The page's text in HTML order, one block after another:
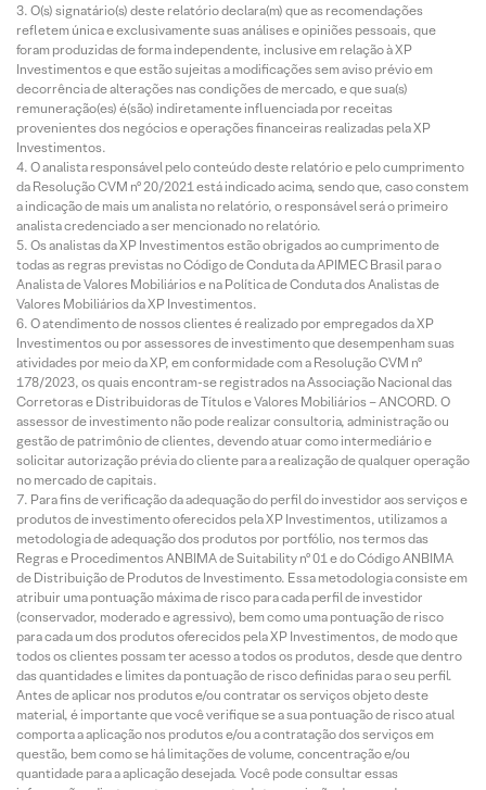
O(s) signatário(s) deste relatório declara(m) que as recomendações
refletem única e exclusivamente suas análises e opiniões pessoais, que
foram produzidas de forma independente, inclusive em relação à XP
Investimentos e que estão sujeitas a modificações sem aviso prévio em
decorrência de alterações nas condições de mercado, e que sua(s)
remuneração(es) é(são) indiretamente influenciada por receitas
provenientes dos negócios e operações financeiras realizadas pela XP
Investimentos.
O analista responsável pelo conteúdo deste relatório e pelo cumprimento
da Resolução CVM nº 20/2021 está indicado acima, sendo que, caso constem
a indicação de mais um analista no relatório, o responsável será o primeiro
analista credenciado a ser mencionado no relatório.
Os analistas da XP Investimentos estão obrigados ao cumprimento de
todas as regras previstas no Código de Conduta da APIMEC Brasil para o
Analista de Valores Mobiliários e na Política de Conduta dos Analistas de
Valores Mobiliários da XP Investimentos.
O atendimento de nossos clientes é realizado por empregados da XP
Investimentos ou por assessores de investimento que desempenham suas
atividades por meio da XP, em conformidade com a Resolução CVM nº
178/2023, os quais encontram-se registrados na Associação Nacional das
Corretoras e Distribuidoras de Títulos e Valores Mobiliários – ANCORD. O
assessor de investimento não pode realizar consultoria, administração ou
gestão de patrimônio de clientes, devendo atuar como intermediário e
solicitar autorização prévia do cliente para a realização de qualquer operação
no mercado de capitais.
Para fins de verificação da adequação do perfil do investidor aos serviços e
produtos de investimento oferecidos pela XP Investimentos, utilizamos a
metodologia de adequação dos produtos por portfólio, nos termos das
Regras e Procedimentos ANBIMA de Suitability nº 01 e do Código ANBIMA
de Distribuição de Produtos de Investimento. Essa metodologia consiste em
atribuir uma pontuação máxima de risco para cada perfil de investidor
(conservador, moderado e agressivo), bem como uma pontuação de risco
para cada um dos produtos oferecidos pela XP Investimentos, de modo que
todos os clientes possam ter acesso a todos os produtos, desde que dentro
das quantidades e limites da pontuação de risco definidas para o seu perfil.
Antes de aplicar nos produtos e/ou contratar os serviços objeto deste
material, é importante que você verifique se a sua pontuação de risco atual
comporta a aplicação nos produtos e/ou a contratação dos serviços em
questão, bem como se há limitações de volume, concentração e/ou
quantidade para a aplicação desejada. Você pode consultar essas